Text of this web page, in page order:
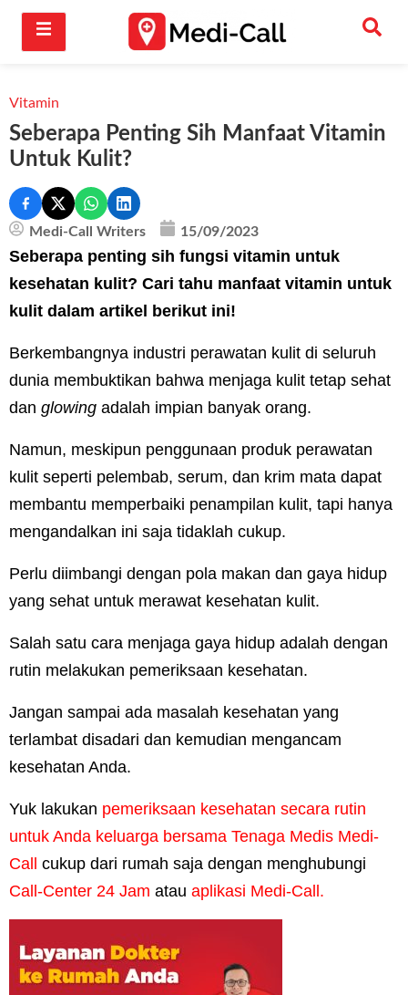
Vitamin
Seberapa Penting Sih Manfaat Vitamin
Untuk Kulit?
Medi-Call Writers 15/09/2023
Seberapa penting sih fungsi vitamin untuk
kesehatan kulit? Cari tahu manfaat vitamin untuk
kulit dalam artikel berikut ini!
Berkembangnya industri perawatan kulit di seluruh
dunia membuktikan bahwa menjaga kulit tetap sehat
dan glowing adalah impian banyak orang.
Namun, meskipun penggunaan produk perawatan
kulit seperti pelembab, serum, dan krim mata dapat
membantu memperbaiki penampilan kulit, tapi hanya
mengandalkan ini saja tidaklah cukup.
Perlu diimbangi dengan pola makan dan gaya hidup
yang sehat untuk merawat kesehatan kulit.
Salah satu cara menjaga gaya hidup adalah dengan
rutin melakukan pemeriksaan kesehatan.
Jangan sampai ada masalah kesehatan yang
terlambat disadari dan kemudian mengancam
kesehatan Anda.
Yuk lakukan pemeriksaan kesehatan secara rutin
untuk Anda keluarga bersama Tenaga Medis Medi-
Call
cukup dari rumah saja dengan menghubungi
Call-Center 24 Jam atau aplikasi Medi-Call.